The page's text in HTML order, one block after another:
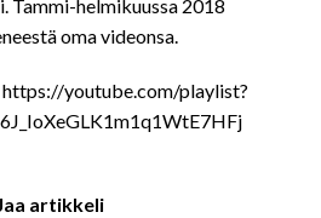
Tammi-helmikuussa 2018
oma videonsa.
youtube.com/playlist?
artikkeli